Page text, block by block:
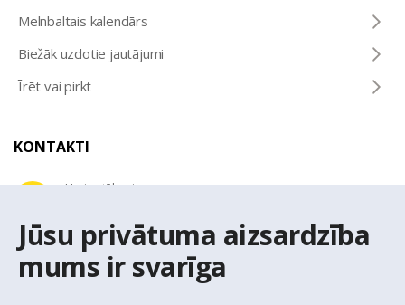
Jūsu privātuma aizsardzība
mums ir svarīga
Melnbaltais kalendārs
Biežāk uzdotie jautājumi
Īrēt vai pirkt
KONTAKTI
Uzziņu tālrunis
E-pasta adrese
latio@latio.lv